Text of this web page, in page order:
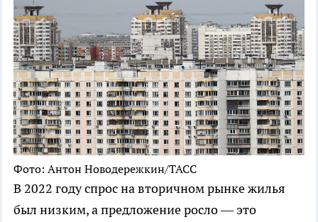
Фото: Антон Новодережкин/ТАСС
В 2022 году спрос на вторичном рынке жилья
был низким, а предложение росло — это